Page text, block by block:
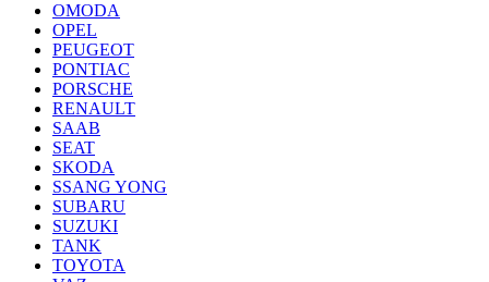
OMODA
OPEL
PEUGEOT
PONTIAC
PORSCHE
RENAULT
SAAB
SEAT
SKODA
SSANG YONG
SUBARU
SUZUKI
TANK
TOYOTA